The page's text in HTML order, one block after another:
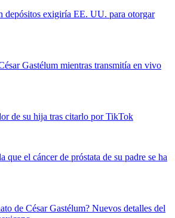
depósitos exigiría EE. UU. para otorgar
Gastélum mientras transmitía en vivo
de su hija tras citarlo por TikTok
que el cáncer de próstata de su padre se ha
de César Gastélum? Nuevos detalles del